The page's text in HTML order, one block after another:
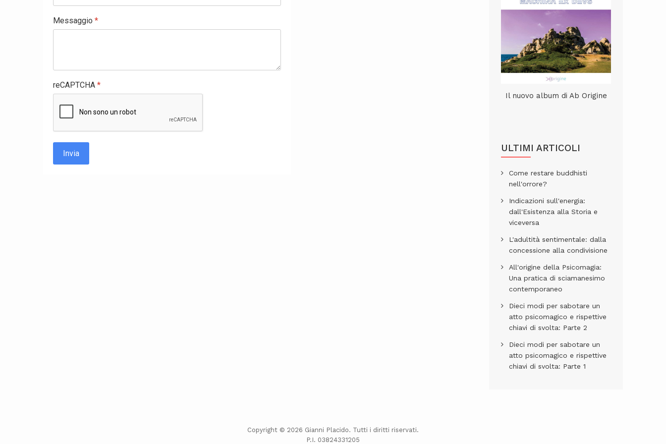
Messaggio *
reCAPTCHA *
Invia
Il nuovo album di Ab Origine
ULTIMI ARTICOLI
Come restare buddhisti
nell'orrore?
Indicazioni sull'energia:
dall'Esistenza alla Storia e
viceversa
L'adultità sentimentale: dalla
concessione alla condivisione
All'origine della Psicomagia:
Una pratica di sciamanesimo
contemporaneo
Dieci modi per sabotare un
atto psicomagico e rispettive
chiavi di svolta: Parte 2
Dieci modi per sabotare un
atto psicomagico e rispettive
chiavi di svolta: Parte 1
Copyright © 2026 Gianni Placido. Tutti i diritti riservati.
P.I. 03824331205